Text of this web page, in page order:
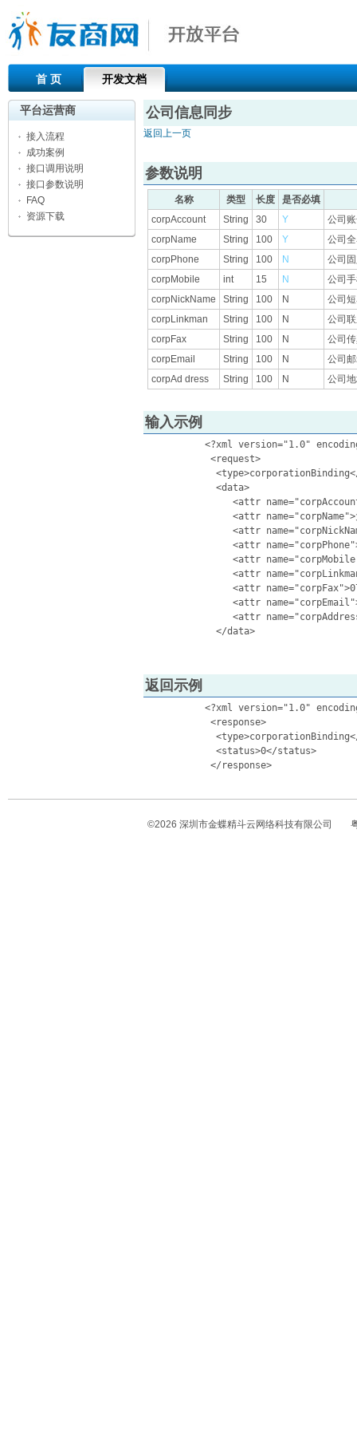
首 页 开发文档
公司信息同步
返回上一页
参数说明
名称 类型 长度
是否必填
corpAccount
String 30 Y
公司
corpName
String 100 Y
公司
corpPhone
String 100 N
公司
corpMobile
int 15 N
公司
corpNickName
String 100 N
公司
corpLinkman
String 100 N
公司
corpFax
String 100 N
公司
corpEmail
String 100 N
公司
corpAd dress
String 100 N 公司
输入示例
返回示例
平台运营商
接入流程
成功案例
接口调用说明
接口参数说明
FAQ
资源下载
©2026 深圳市金蝶精斗云网络科技有限公司